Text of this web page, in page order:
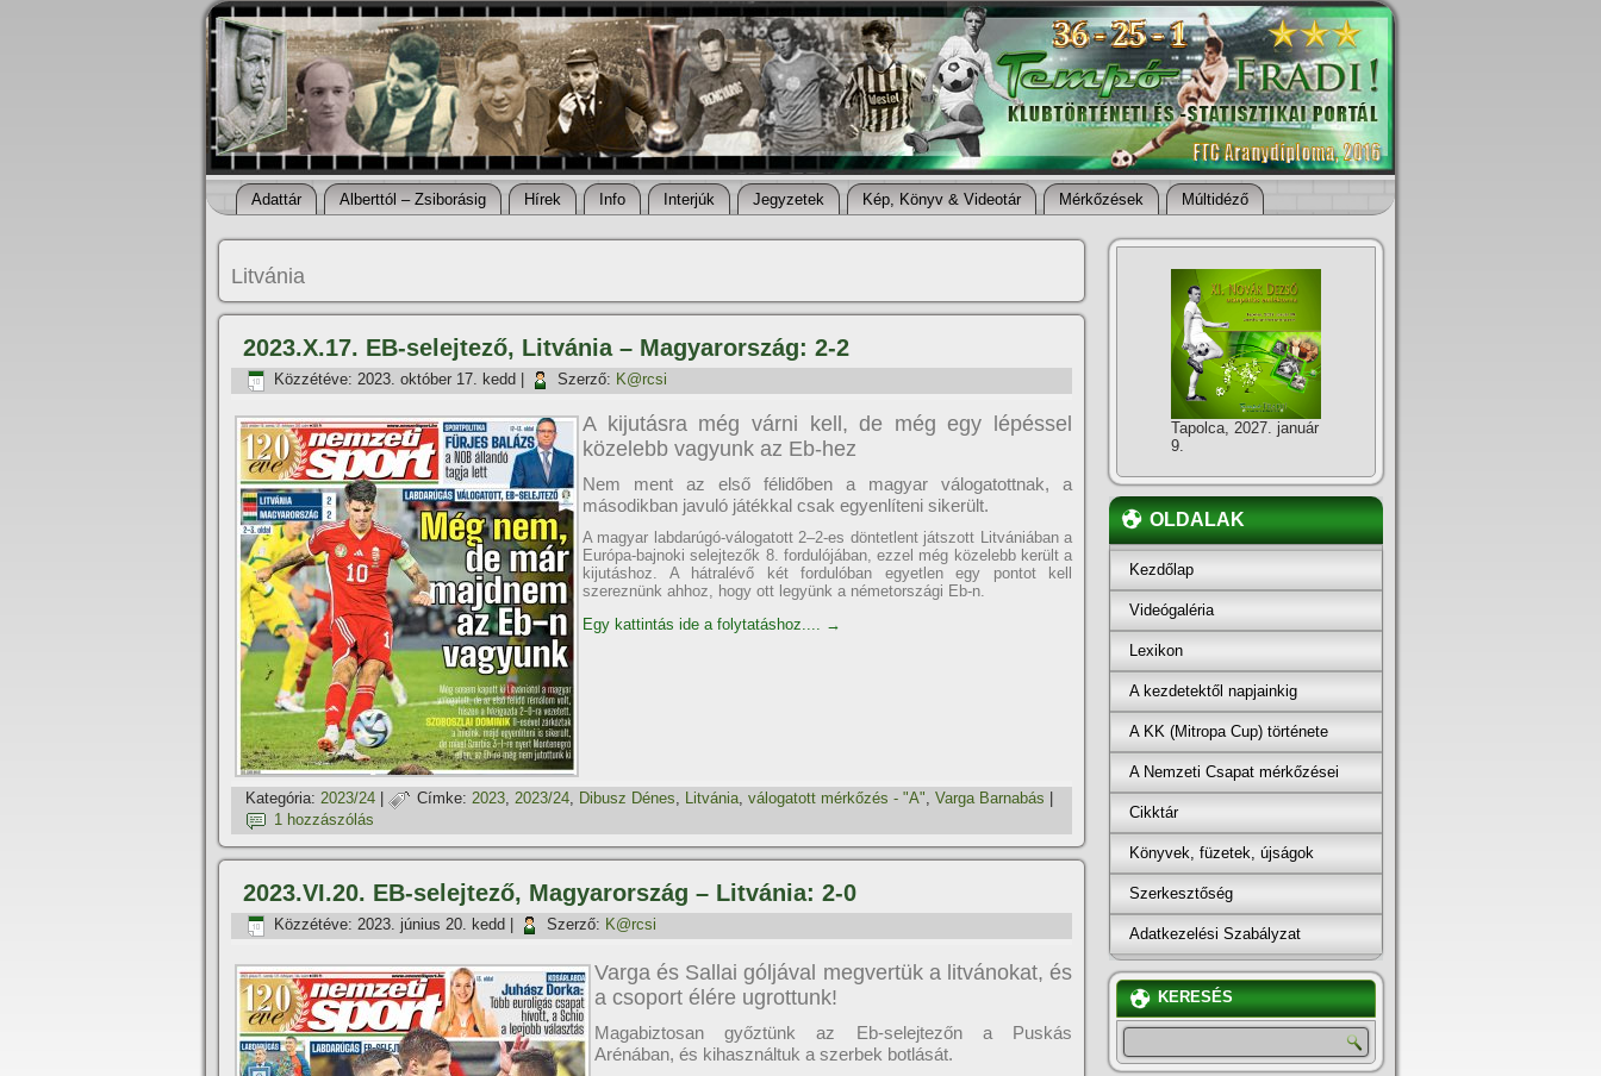
Adattár Alberttól – Zsiborásig Hí­rek Info Interjúk Jegyzetek Kép, Könyv & Videotár Mérkőzések Múltidéző
Litvánia
2023.X.17. EB-selejtező, Litvánia – Magyarország: 2-2
Közzétéve: 2023. október 17. kedd Szerző: K@rcsi
A kijutásra még várni kell, de még egy lépéssel
közelebb vagyunk az Eb-hez
Nem ment az első félidőben a magyar válogatottnak, a
másodikban javuló játékkal csak egyenlíteni sikerült.
A magyar labdarúgó-válogatott 2–2-es döntetlent játszott Litvániában a
Európa-bajnoki selejtezők 8. fordulójában, ezzel még közelebb került a
kijutáshoz. A hátralévő két fordulóban egyetlen egy pontot kell
szereznünk ahhoz, hogy ott legyünk a németországi Eb-n.
Egy kattintás ide a folytatáshoz.... →
Kategória: 2023/24 Címke: 2023, 2023/24, Dibusz Dénes, Litvánia, válogatott mérkőzés - "A", Varga Barnabás
1 hozzászólás
2023.VI.20. EB-selejtező, Magyarország – Litvánia: 2-0
Közzétéve: 2023. június 20. kedd Szerző: K@rcsi
Varga és Sallai góljával megvertük a litvánokat, és
a csoport élére ugrottunk!
Magabiztosan győztünk az Eb-selejtezőn a Puskás
Arénában, és kihasználtuk a szerbek botlását.
Tapolca, 2027. január
9.
OLDALAK
Kezdőlap
Videógaléria
Lexikon
A kezdetektől napjainkig
A KK (Mitropa Cup) története
A Nemzeti Csapat mérkőzései
Cikktár
Könyvek, füzetek, újságok
Szerkesztőség
Adatkezelési Szabályzat
KERESÉS